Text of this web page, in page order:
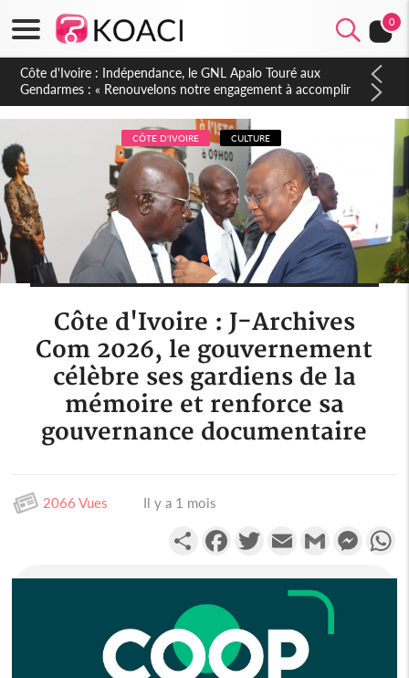
0
Sierra Leone : Un projet de réforme constitutionnelle en
gestation, points clés des amendements, un exclu d'avance
CÔTE D'IVOIRE CULTURE
Côte d'Ivoire : J-Archives
Com 2026, le gouvernement
célèbre ses gardiens de la
mémoire et renforce sa
gouvernance documentaire
2066 Vues Il y a 1 mois
PartagerFacebookTwitterEmail Gmail